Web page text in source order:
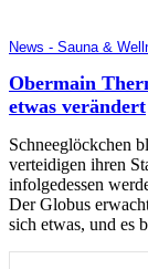
News - Sauna &
Obermain
etwas verändert
Schneeglöckchen
verteidigen ihren
infolgedessen
Der Globus
sich etwas, und es